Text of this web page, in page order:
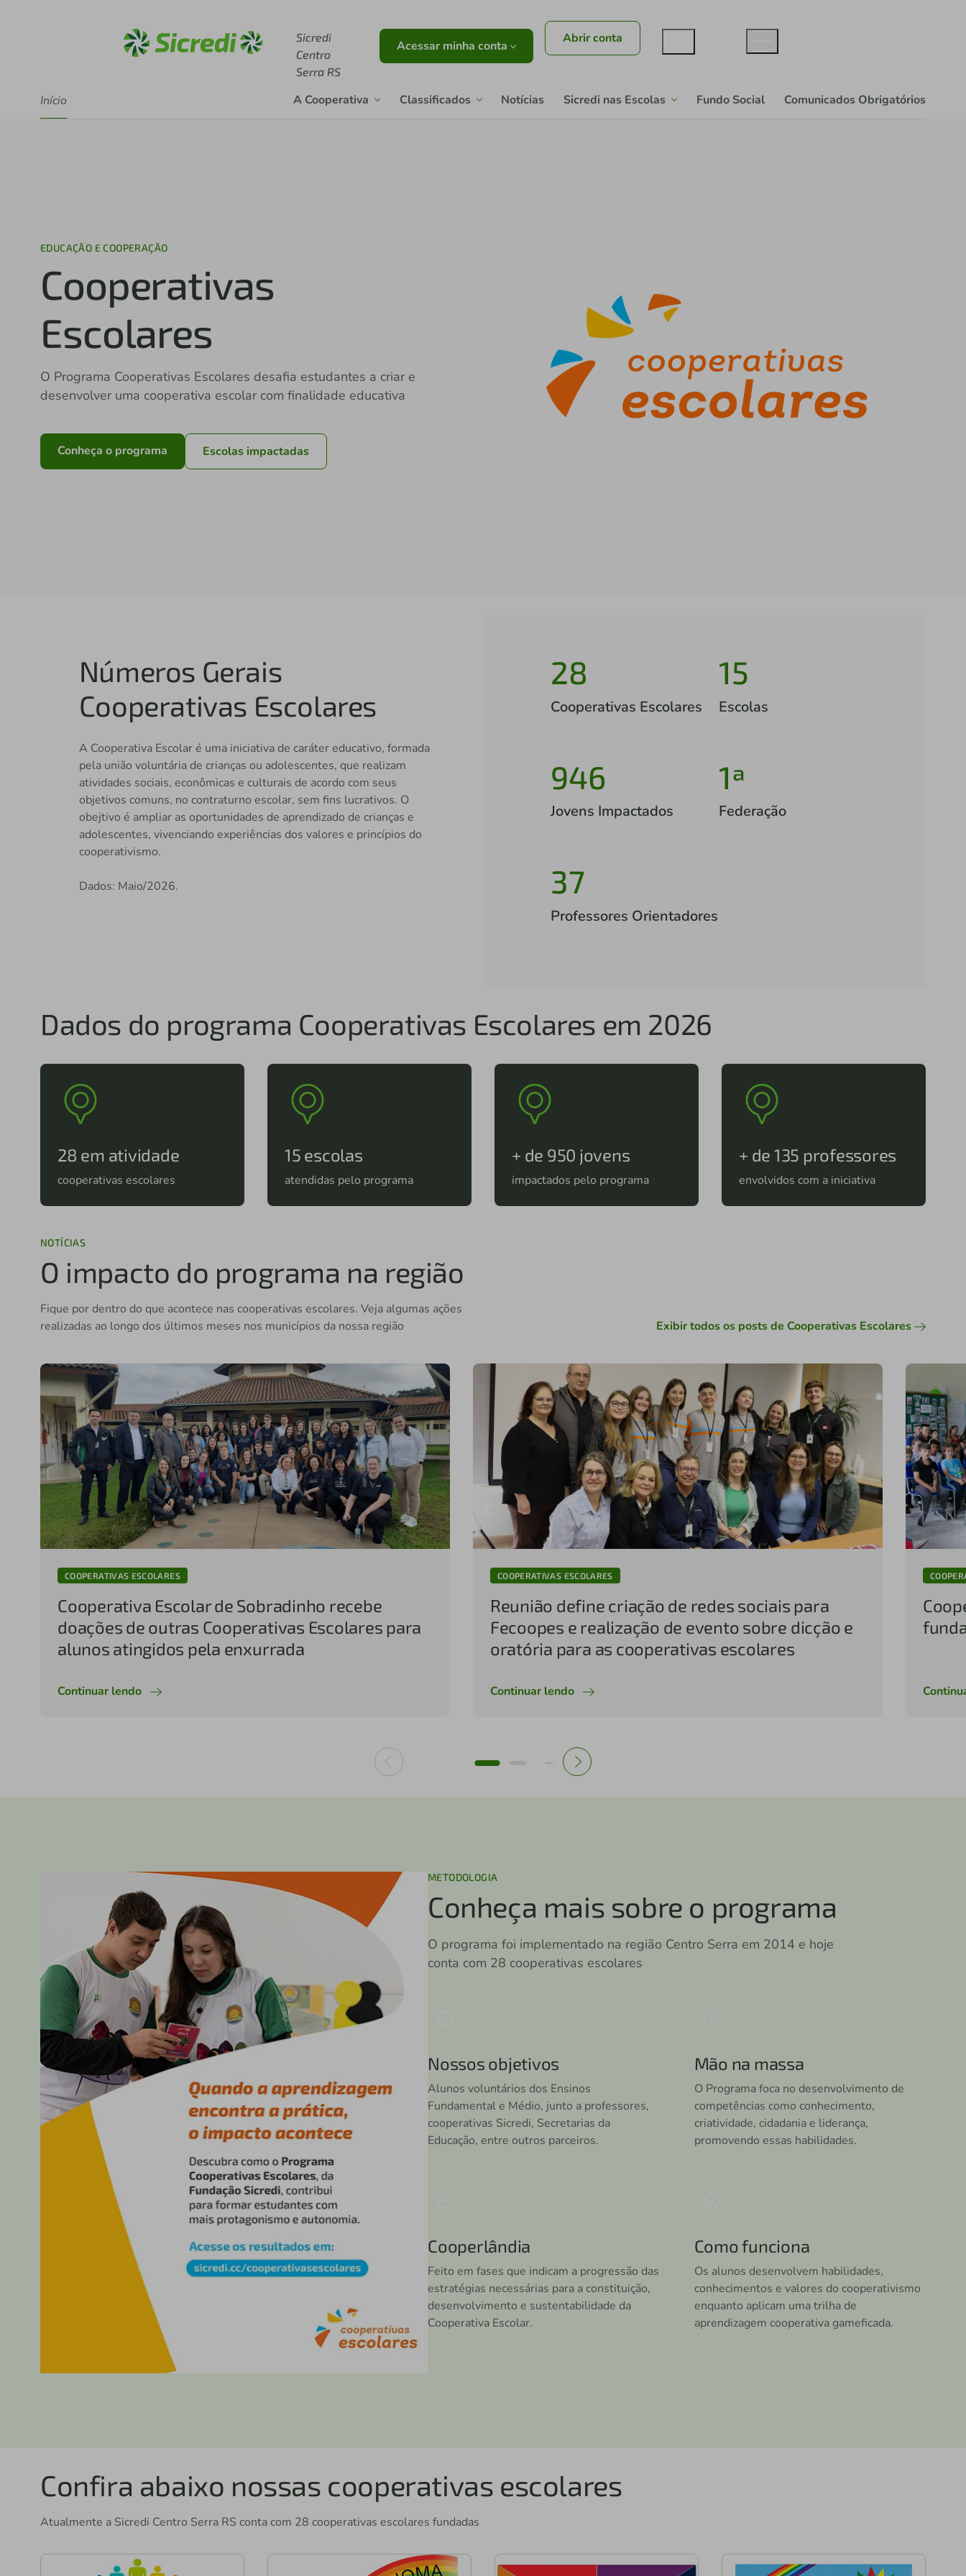
Sicredi
Centro
Serra RS
Acessar minha conta Abrir conta
Início A Cooperativa Classificados Notícias Sicredi nas Escolas Fundo Social Comunicados Obrigatórios
EDUCAÇÃO E COOPERAÇÃO
Cooperativas
Escolares
O Programa Cooperativas Escolares desafia estudantes a criar e
desenvolver uma cooperativa escolar com finalidade educativa
Conheça o programa Escolas impactadas
Números Gerais
Cooperativas Escolares
A Cooperativa Escolar é uma iniciativa de caráter educativo, formada
pela união voluntária de crianças ou adolescentes, que realizam
atividades sociais, econômicas e culturais de acordo com seus
objetivos comuns, no contraturno escolar, sem fins lucrativos. O
obejtivo é ampliar as oportunidades de aprendizado de crianças e
adolescentes, vivenciando experiências dos valores e princípios do
cooperativismo.
Dados: Maio/2026.
28
Cooperativas Escolares
15
Escolas
946
Jovens Impactados
1ª
Federação
37
Professores Orientadores
Dados do programa Cooperativas Escolares em 2026
28 em atividade
cooperativas escolares
15 escolas
atendidas pelo programa
+ de 950 jovens
impactados pelo programa
+ de 135 professores
envolvidos com a iniciativa
NOTÍCIAS
O impacto do programa na região
Fique por dentro do que acontece nas cooperativas escolares. Veja algumas ações
realizadas ao longo dos últimos meses nos municípios da nossa região
Exibir todos os posts de Cooperativas Escolares
COOPERATIVAS ESCOLARES
Cooperativa Escolar de Sobradinho recebe
doações de outras Cooperativas Escolares para
alunos atingidos pela enxurrada
Continuar lendo
COOPERATIVAS ESCOLARES
Reunião define criação de redes sociais para
Fecoopes e realização de evento sobre dicção e
oratória para as cooperativas escolares
Continuar lendo
METODOLOGIA
Conheça mais sobre o programa
O programa foi implementado na região Centro Serra em 2014 e hoje
conta com 28 cooperativas escolares
Nossos objetivos
Alunos voluntários dos Ensinos
Fundamental e Médio, junto a professores,
cooperativas Sicredi, Secretarias da
Educação, entre outros parceiros.
Mão na massa
O Programa foca no desenvolvimento de
competências como conhecimento,
criatividade, cidadania e liderança,
promovendo essas habilidades.
Cooperlândia
Feito em fases que indicam a progressão das
estratégias necessárias para a constituição,
desenvolvimento e sustentabilidade da
Cooperativa Escolar.
Como funciona
Os alunos desenvolvem habilidades,
conhecimentos e valores do cooperativismo
enquanto aplicam uma trilha de
aprendizagem cooperativa gameficada.
Confira abaixo nossas cooperativas escolares
Atualmente a Sicredi Centro Serra RS conta com 28 cooperativas escolares fundadas